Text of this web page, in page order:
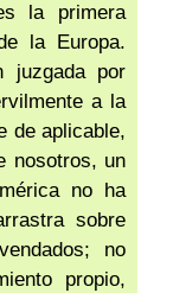
la primera
la Europa.
juzgada por
a la
de aplicable,
nosotros, un
no ha
sobre
no
propio,